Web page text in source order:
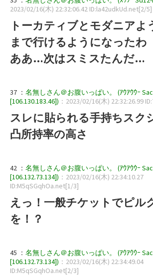
2023/02/16(木) 22:32:06.42 ID:la42udkUd.net[2/5]
トーカティブとモダニアよ
まで行けるようになったわ
ああ…次はスミスたんだ…
37 ： 名無しさん＠お腹いっぱい。 (ｱｳｱｳｳｰ
[106.130.183.46]) ：2023/02/16(木) 22:32:26.99
スレに貼られる手持ちスク
凸所持率の高さ
42 ： 名無しさん＠お腹いっぱい。 (ｱｳｱｳｳｰ
[106.132.73.134]) ：2023/02/16(木) 22:34:10.27
ID:M5qSGqhOa.net[1/3]
えっ！一般チケットでピル
を！？
45 ： 名無しさん＠お腹いっぱい。 (ｱｳｱｳｳｰ
[106.132.73.134]) ：2023/02/16(木) 22:34:49.04
ID:M5qSGqhOa.net[2/3]